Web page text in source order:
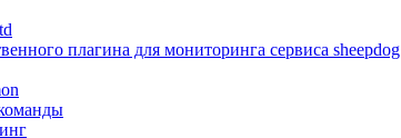
плагина для мониторинга сервиса sheepdog